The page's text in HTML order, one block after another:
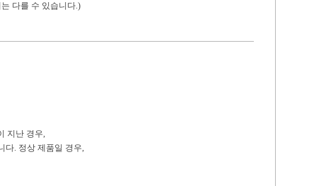
다를 수 있습니다.)
지난 경우,
다. 정상 제품일 경우,